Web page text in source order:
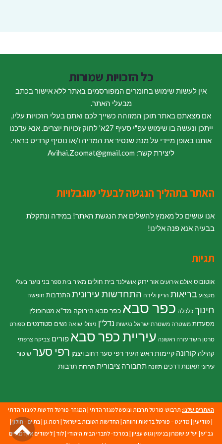
כל הזכויות שמורות
אין לעשות שימוש בחומרים המפורסמים באתר ללא אישור בכתב
מבעלי האתר.
אם מצאתם באתר תוכן המזוהה כשייך לכם ואתם בעלי הזכויות עליו,
ייתכן ונעשה בו שימוש עפ"י סעיף 27א' לחוק זכויות יוצרים. אנא עדכנו
אותנו באופן מיידי על מנת שנסיר את המדיה ו/או נוסיף קרדיט כראוי.
ליצירת קשר: Avihai.Zoomat@gmail.com
האתר בתהליך הנגשה לבעלי מוגבלויות
אנו עושים כל מאמץ להשלים את הנגשת האתר! במידה ונתקלת
בבעיה אנא פנה אלינו!
תגיות
אוטובוס אולם אירועים אור ירוק אושילנד בית חולים מאיר בית ספר בני נוער בעלי
מקצוע בריאות הריון ולידה התחדשות עירוניתהתנדבות חופשה
חינוך כלכלה כפר סבא כפר סבא הירוקה מד"א מטרופולין
מסעדות משטרה משטרת ישראל נגישות נדל"ן ניצולי שואה נשים סטודנטים ספורט
סרטן השד עזרה ראשונה עיריית כפר סבא פורים צביקה צרפתי
קהילה קורונה קיימותראש העיר רפי סער רחוב ויצמן רפי סער שיטור
עירוני תאונות דרכים תזונה תחבורה ציבורית תחרות תרבות
האתרים שלנו: תרבוש-פורטל תרבות ונופש למגזר הדתי | המגזר-פורטל חדשות למגזר הדתי
| מודיעין | מדינט – פורטל בריאות ורווחה | החדשות הטובות בישראל | רמת גן |בת ים - חולון|
גב"ש | יש''ע:שומרון בנימין וגוש עציון |במרכז- לחברי הבית היהודי |לוד |לימודים אקדמאיים